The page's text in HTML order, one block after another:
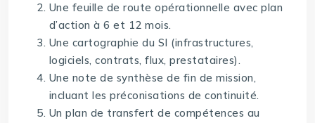
Une feuille de route opérationnelle avec plan
d’action à 6 et 12 mois.
Une cartographie du SI (infrastructures,
logiciels, contrats, flux, prestataires).
Une note de synthèse de fin de mission,
incluant les préconisations de continuité.
Un plan de transfert de compétences au